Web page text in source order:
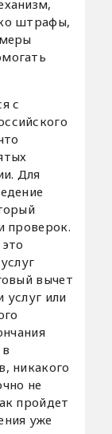
штрафы,
с
Для
проверок.
вычет
или
никакого
не
пройдет
уже